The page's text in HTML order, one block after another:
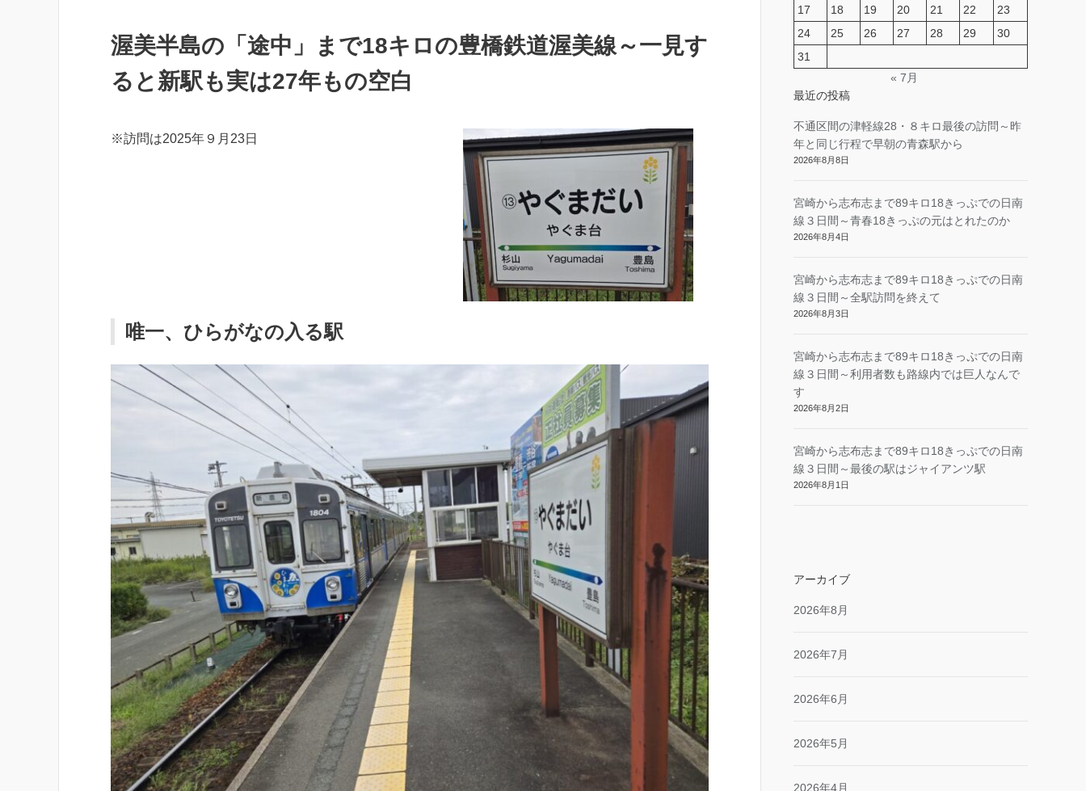
渥美半島の「途中」まで18キロの豊橋鉄道渥美線～一見す
ると新駅も実は27年もの空白
※訪問は2025年９月23日
唯一、ひらがなの入る駅
17 18 19 20 21 22
23
24
25 26 27 28 29
30
31
« 7月
最近の投稿
不通区間の津軽線28・８キロ最後の訪問～昨
年と同じ行程で早朝の青森駅から
2026年8月8日
宮崎から志布志まで89キロ18きっぷでの日南
線３日間～青春18きっぷの元はとれたのか
2026年8月4日
宮崎から志布志まで89キロ18きっぷでの日南
線３日間～全駅訪問を終えて
2026年8月3日
宮崎から志布志まで89キロ18きっぷでの日南
線３日間～利用者数も路線内では巨人なんで
す
2026年8月2日
宮崎から志布志まで89キロ18きっぷでの日南
線３日間～最後の駅はジャイアンツ駅
2026年8月1日
アーカイブ
2026年8月
2026年7月
2026年6月
2026年5月
2026年4月